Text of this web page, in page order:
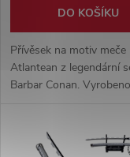
DO KOŠÍKU
Přívěsek na motiv meče
Atlantean z legendární
Barbar Conan.
vystavení.